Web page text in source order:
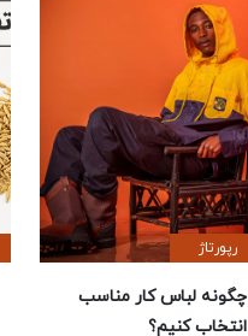
رپورتاژ
چگونه لباس کار مناسب
انتخاب کنیم؟